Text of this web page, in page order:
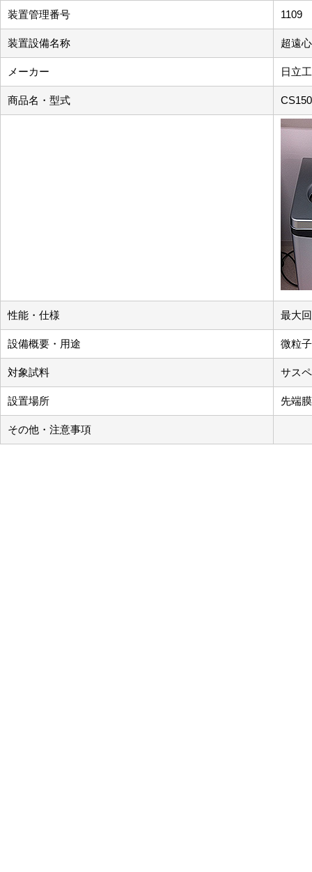
装置管理番号 1109
装置設備名称 超遠
メーカー 日立
商品名・型式
性能・仕様 最大
設備概要・用途 微粒
対象試料 サス
設置場所 先端
その他・注意事項